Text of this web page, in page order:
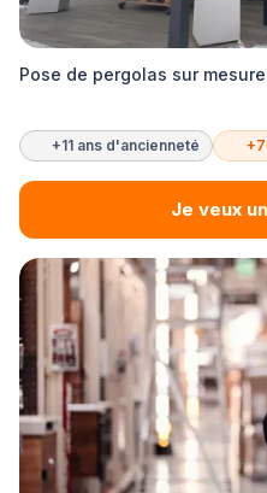
Pose de pergolas sur
+11 ans d'ancienneté
Je veux